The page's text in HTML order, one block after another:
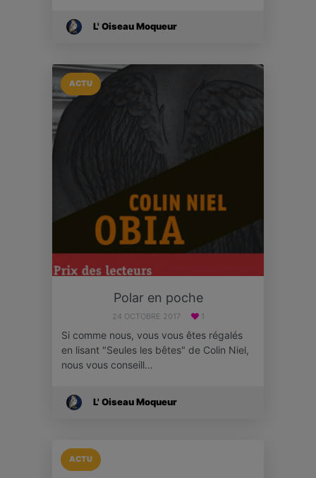
L' Oiseau Moqueur
ACTU
Polar en poche
24 OCTOBRE 2017 1
Si comme nous, vous vous êtes régalés
en lisant "Seules les bêtes" de Colin Niel,
nous vous conseill…
L' Oiseau Moqueur
ACTU